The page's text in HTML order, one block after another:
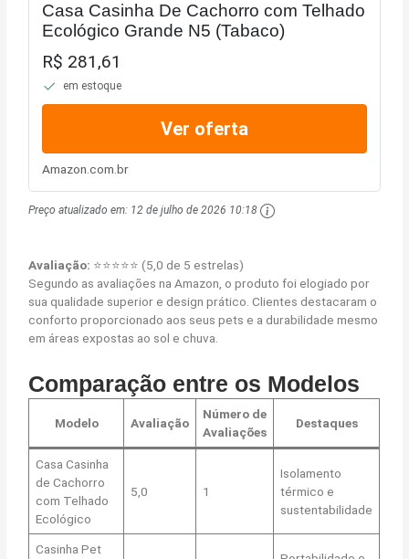
Casa Casinha De Cachorro com Telhado
Ecológico Grande N5 (Tabaco)
R$ 281,61
em estoque
Ver oferta
Amazon.com.br
Preço atualizado em: 12 de julho de 2026 10:18
Avaliação: ⭐⭐⭐⭐⭐ (5,0 de 5 estrelas)
Segundo as avaliações na Amazon, o produto foi elogiado por
sua qualidade superior e design prático. Clientes destacaram o
conforto proporcionado aos seus pets e a durabilidade mesmo
em áreas expostas ao sol e chuva.
Comparação entre os Modelos
Modelo Avaliação
Número de
Avaliações
Destaques
Casa Casinha
de Cachorro
com Telhado
Ecológico
5,0 1
Isolamento
térmico e
sustentabilidade
Casinha Pet